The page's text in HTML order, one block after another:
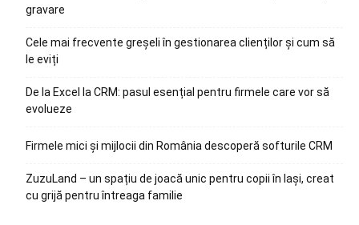
gravare
Cele mai frecvente greșeli în gestionarea clienților și cum să
le eviți
De la Excel la CRM: pasul esențial pentru firmele care vor să
evolueze
Firmele mici și mijlocii din România descoperă softurile CRM
ZuzuLand – un spațiu de joacă unic pentru copii în Iași, creat
cu grijă pentru întreaga familie